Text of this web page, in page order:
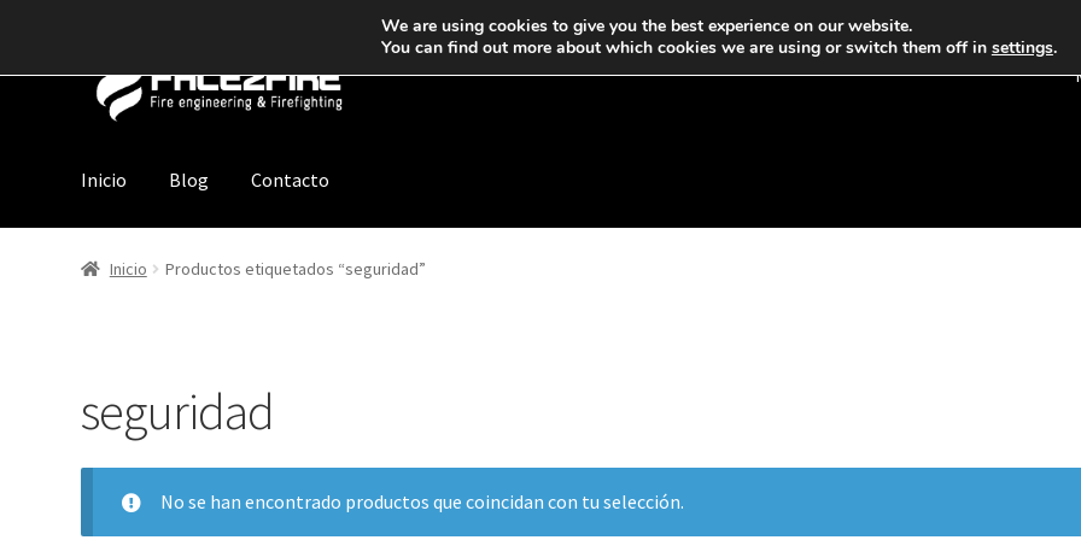
Inicio Blog Contacto
Inicio Productos etiquetados “seguridad”
seguridad
No se han encontrado productos que coincidan con tu selección.
We are using cookies to give you the best experience on our website.
You can find out more about which cookies we are using or switch them off in settings.